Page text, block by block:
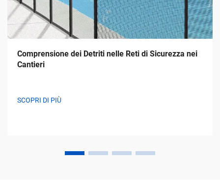
Comprensione dei Detriti nelle Reti di Sicurezza nei
Cantieri
SCOPRI DI PIÙ